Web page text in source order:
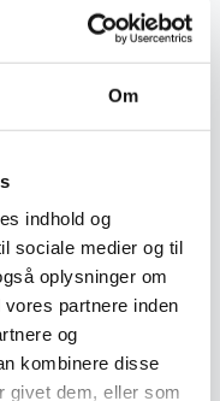
Om
indhold og
sociale medier og til
oplysninger om
partnere inden
og
kombinere disse
givet dem, eller som